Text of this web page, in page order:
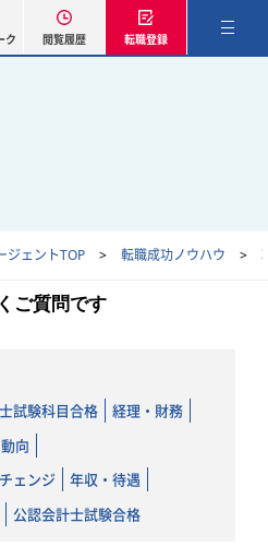
ク 閲覧履歴 転職登録
ジェントTOP 転職成功ノウハウ
ご質問です
試験科目合格
経理・財務
向
ェンジ
年収・待遇
公認会計士試験合格